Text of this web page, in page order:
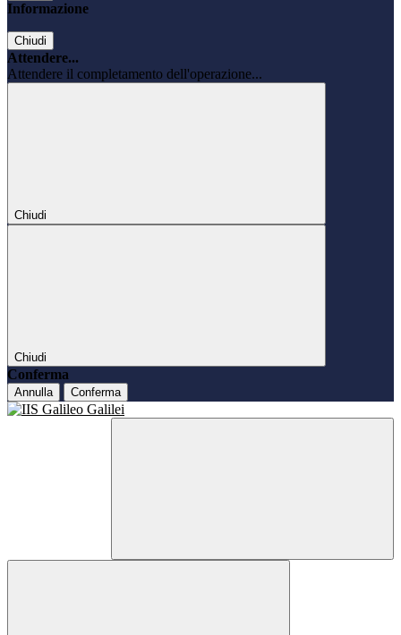
Informazione
Chiudi
Attendere...
Attendere il completamento dell'operazione...
Chiudi
Chiudi
Conferma
Annulla Conferma